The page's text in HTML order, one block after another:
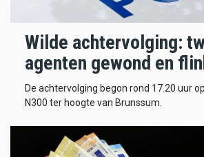
Wilde achtervolging:
agenten gewond en
De achtervolging begon rond 17.20 uur
N300 ter hoogte van Brunssum.